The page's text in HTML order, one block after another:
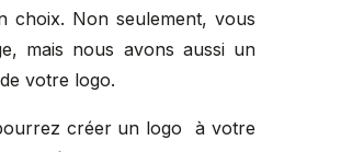
choix. Non seulement, vous
mais nous avons aussi un
votre logo.
créer un logo à votre